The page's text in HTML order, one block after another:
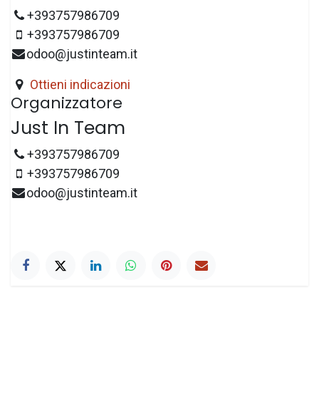
+393757986709
+393757986709
odoo@justinteam.it
Ottieni indicazioni
Organizzatore
Just In Team
+393757986709
+393757986709
odoo@justinteam.it